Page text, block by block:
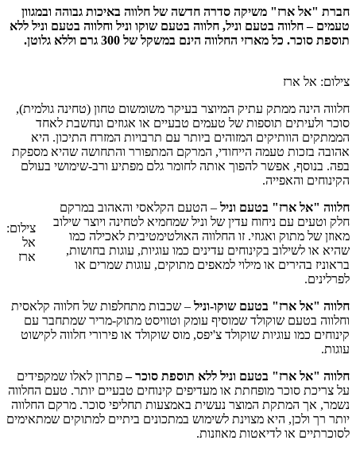
חברת "אל ארז" משיקה סדרה חדשה של חלווה באיכות גבוהה ובמגוון
טעמים – חלווה בטעם וניל, חלווה בטעם שוקו וניל וחלווה בטעם וניל ללא
תוספת סוכר. כל מארזי החלווה הינם במשקל של 300 גרם וללא גלוטן.
צילום: אל ארז
חלווה הינה ממתק עתיק המיוצר בעיקר משומשום טחון (טחינה גולמית),
סוכר ולעיתים תוספות של טעמים טבעיים או אגוזים ונחשבת לאחד
הממתקים הוותיקים המזוהים ביותר עם תרבויות המזרח התיכון. היא
אהובה בזכות טעמה הייחודי, המרקם המתפורר והתחושה שהיא מספקת
בפה. בנוסף, אפשר להפוך אותה לחומר גלם מפתיע ורב-שימושי בעולם
הקינוחים והאפייה.
צילום:
אל
ארז
חלווה "אל ארז" בטעם וניל – הטעם הקלאסי והאהוב במרקם
חלק וטעים עם ניחוח עדין של וניל שמחמיא לטחינה ויוצר שילוב
מאוזן של מתוק ואגוזי. זו החלווה האולטימטיבית לאכילה כמו
שהיא או לשילוב בקינוחים עדינים כמו עוגיות, עוגות בחושות,
בראוניז בהירים או מילוי למאפים מתוקים, עוגות שמרים או
לפרלינים.
חלווה "אל ארז" בטעם שוקו-וניל – שכבות מתחלפות של חלווה קלאסית
וחלווה בטעם שוקולד שמוסיף עומק וטוויסט מתוק-מריר שמתחבר עם
קינוחים כמו עוגיות שוקולד צ'יפס, מוס שוקולד או פירורי חלווה לקישוט
עוגות.
חלווה "אל ארז" בטעם וניל ללא תוספת סוכר –פתרון לאלו שמקפידים
על צריכת סוכר מופחתת או מעדיפים קינוחים טבעיים יותר. טעם החלווה
נשמר, אך המתקת המוצר נעשית באמצעות תחליפי סוכר. מרקם החלווה
יותר רך ולכן, היא מצוינת לשימוש במתכונים ביתיים למתוקים שמתאימים
לסוכרתיים או לדיאטות מאוזנות.